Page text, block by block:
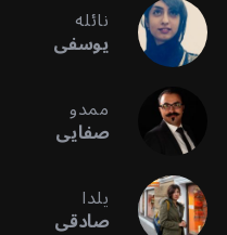
نائله
یوسفی
ممدو
صفایی
یلدا
صادقی